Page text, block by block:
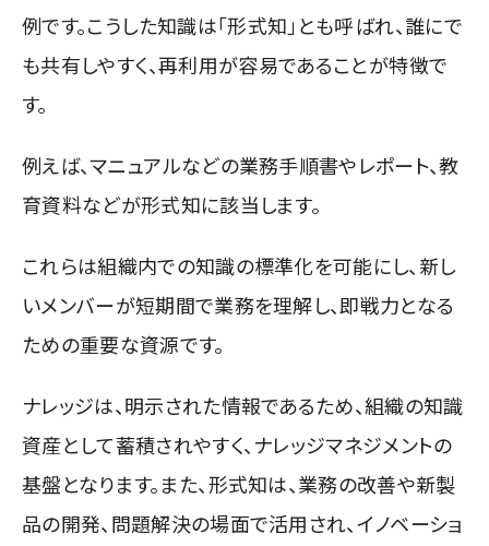
例です。こうした知識は「形式知」とも呼ばれ、誰にで
も共有しやすく、再利用が容易であることが特徴で
す。
例えば、マニュアルなどの業務手順書やレポート、教
育資料などが形式知に該当します。
これらは組織内での知識の標準化を可能にし、新し
いメンバーが短期間で業務を理解し、即戦力となる
ための重要な資源です。
ナレッジは、明示された情報であるため、組織の知識
資産として蓄積されやすく、ナレッジマネジメントの
基盤となります。また、形式知は、業務の改善や新製
品の開発、問題解決の場面で活用され、イノベーショ